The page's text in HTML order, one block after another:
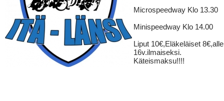
Microspeedway Klo 13.30
Minispeedway Klo 14.00
Liput 10€,Eläkeläiset 8€,alle
16v.ilmaiseksi.
Käteismaksu!!!!